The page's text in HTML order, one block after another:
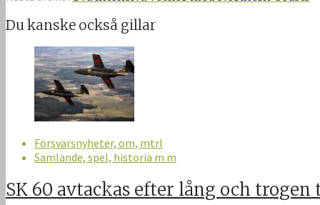
Du kanske också gillar
Försvarsnyheter, om, mtrl
Samlande, spel, historia m m
SK 60 avtackas efter lång och trogen